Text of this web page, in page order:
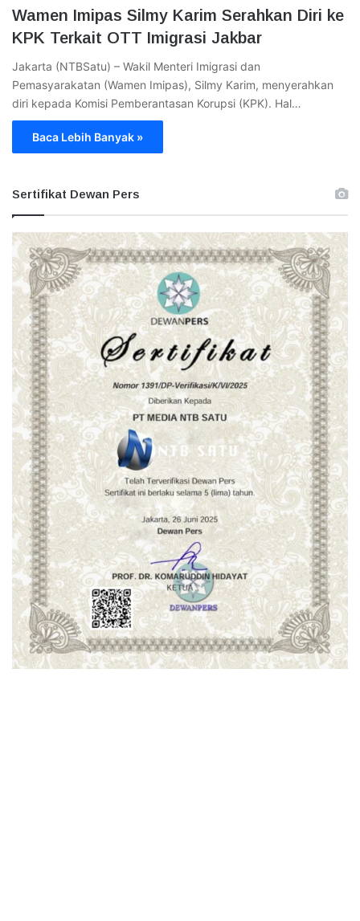
Wamen Imipas Silmy Karim Serahkan Diri ke
KPK Terkait OTT Imigrasi Jakbar
Jakarta (NTBSatu) – Wakil Menteri Imigrasi dan
Pemasyarakatan (Wamen Imipas), Silmy Karim, menyerahkan
diri kepada Komisi Pemberantasan Korupsi (KPK). Hal…
Baca Lebih Banyak »
Sertifikat Dewan Pers